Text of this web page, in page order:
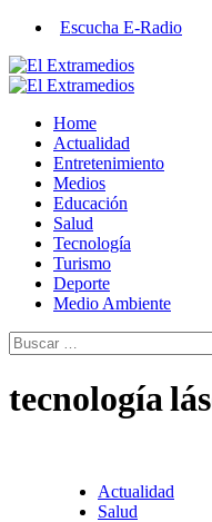
Saltar
contenido
Escucha E-Radio
Primary
Home
Actualidad
Entretenimiento
Medios
Educación
Salud
Tecnología
Turismo
Deporte
Medio Ambiente
Buscar:
tecnología
Actualidad
Salud